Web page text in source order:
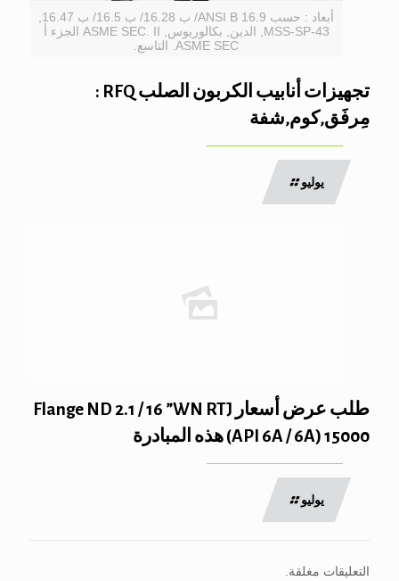
MSS-SP-43, الدين, بكالوريوس, ASME SEC. II الجزء أ
ASME SEC. التاسع.
تجهيزات أنابيب الكربون الصلب RFQ :
مِرفَق,كوم,شفة
يوليو
طلب عرض أسعار Flange ND 2.1 / 16 ”WN RTJ
(API 6A / 6A) 15000 هذه المبادرة
يوليو
التعليقات مغلقة.